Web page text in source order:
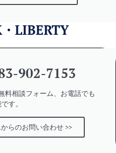
902-7153
相談フォーム、お電話でも
す。
らのお問い合わせ >>
LIBERTY